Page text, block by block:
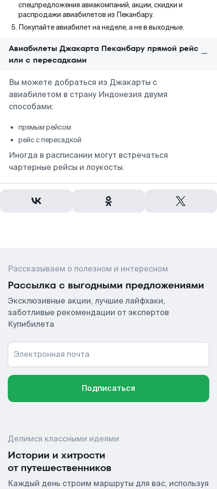
спецпредложения авиакомпаний, акции, скидки и
распродажи авиабилетов из Пеканбару.
Покупайте авиабилет на неделе, а не в выходные.
Авиабилеты Джакарта Пеканбару прямой рейс
или с пересадками
Вы можете добраться из Джакарты с
авиабилетом в страну Индонезия двумя
способами:
прямым рейсом
рейс с пересадкой
Иногда в расписании могут встречаться
чартерные рейсы и лоукосты.
Рассказываем о полезном и интересном
Рассылка с выгодными предложениями
Эксклюзивные акции, лучшие лайфхаки,
заботливые рекомендации от экспертов
Купибилета
Электронная почта
Подписаться
Делимся классными идеями
Истории и хитрости
от путешественников
Каждый день строим маршруты для вас, используя